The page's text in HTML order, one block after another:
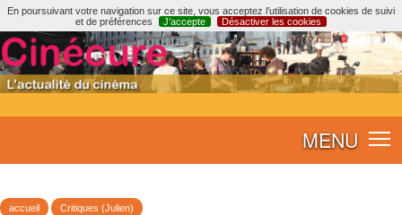
En poursuivant votre navigation sur ce site, vous acceptez l’utilisation de cookies de suivi
et de préférences
J’accepte Désactiver les cookies
MENU
accueil Critiques (Julien)